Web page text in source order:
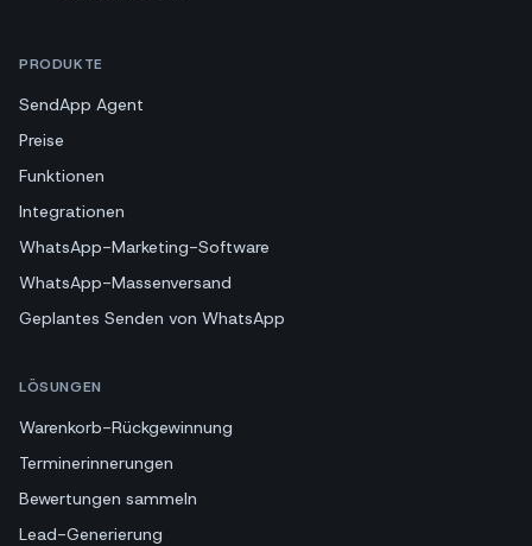
PRODUKTE
SendApp Agent
Preise
Funktionen
Integrationen
WhatsApp-Marketing-Software
WhatsApp-Massenversand
Geplantes Senden von WhatsApp
LÖSUNGEN
Warenkorb-Rückgewinnung
Terminerinnerungen
Bewertungen sammeln
Lead-Generierung